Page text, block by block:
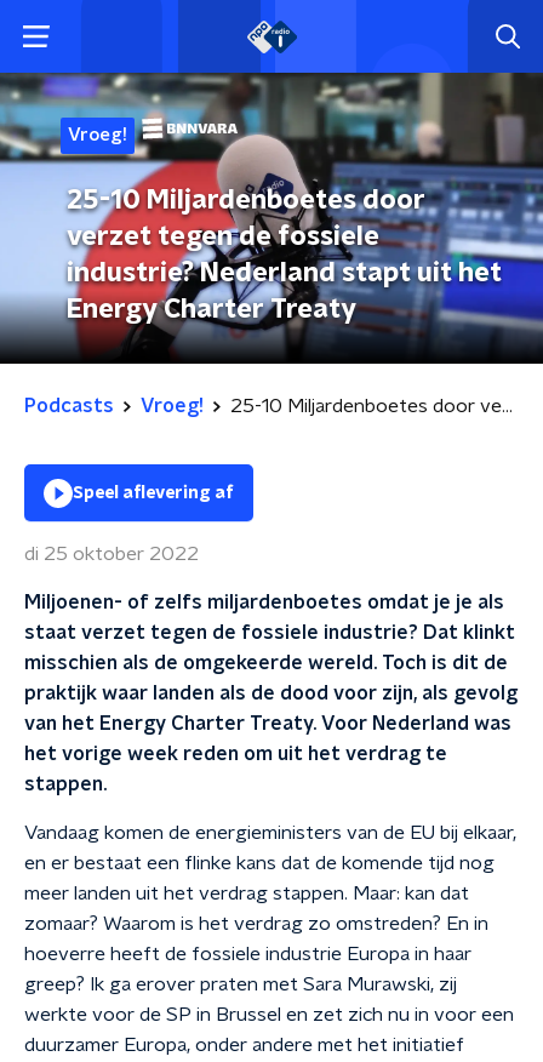
Vroeg!
25-10 Miljardenboetes door
verzet tegen de fossiele
industrie? Nederland stapt uit het
Energy Charter Treaty
Podcasts Vroeg! 25-10 Miljardenboetes door verzet tegen de fossiele industrie? Nederland stapt uit het Energy Charter Treaty
Speel aflevering af
di 25 oktober 2022
Miljoenen- of zelfs miljardenboetes omdat je je als
staat verzet tegen de fossiele industrie? Dat klinkt
misschien als de omgekeerde wereld. Toch is dit de
praktijk waar landen als de dood voor zijn, als gevolg
van het Energy Charter Treaty. Voor Nederland was
het vorige week reden om uit het verdrag te
stappen.
Vandaag komen de energieministers van de EU bij elkaar,
en er bestaat een flinke kans dat de komende tijd nog
meer landen uit het verdrag stappen. Maar: kan dat
zomaar? Waarom is het verdrag zo omstreden? En in
hoeverre heeft de fossiele industrie Europa in haar
greep? Ik ga erover praten met Sara Murawski, zij
werkte voor de SP in Brussel en zet zich nu in voor een
duurzamer Europa, onder andere met het initiatief